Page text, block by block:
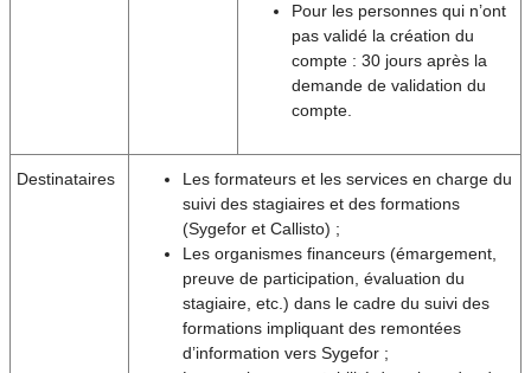
Pour les personnes qui n’ont
pas validé la création du
compte : 30 jours après la
demande de validation du
compte.
Destinataires
Les formateurs et les services en charge du
suivi des stagiaires et des formations
(Sygefor et Callisto) ;
Les organismes financeurs (émargement,
preuve de participation, évaluation du
stagiaire, etc.) dans le cadre du suivi des
formations impliquant des remontées
d’information vers Sygefor ;